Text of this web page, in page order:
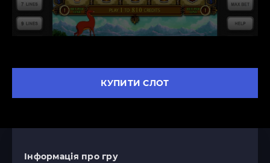
КУПИТИ СЛОТ
Інформація про гру